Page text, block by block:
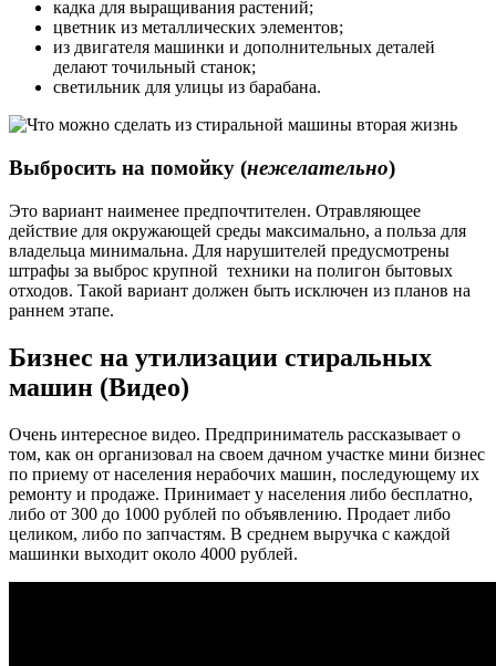
кадка для выращивания растений;
цветник из металлических элементов;
из двигателя машинки и дополнительных деталей
делают точильный станок;
светильник для улицы из барабана.
Выбросить на помойку (нежелательно)
Это вариант наименее предпочтителен. Отравляющее
действие для окружающей среды максимально, а польза для
владельца минимальна. Для нарушителей предусмотрены
штрафы за выброс крупной техники на полигон бытовых
отходов. Такой вариант должен быть исключен из планов на
раннем этапе.
Бизнес на утилизации стиральных
машин (Видео)
Очень интересное видео. Предприниматель рассказывает о
том, как он организовал на своем дачном участке мини бизнес
по приему от населения нерабочих машин, последующему их
ремонту и продаже. Принимает у населения либо бесплатно,
либо от 300 до 1000 рублей по объявлению. Продает либо
целиком, либо по запчастям. В среднем выручка с каждой
машинки выходит около 4000 рублей.